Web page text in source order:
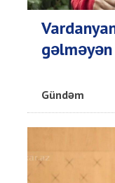
Gündəm